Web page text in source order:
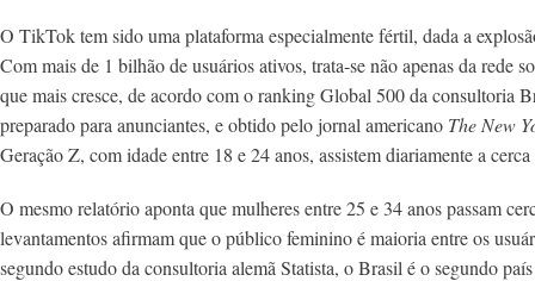
O TikTok tem sido uma plataforma especialmente fértil, dada a
Com mais de 1 bilhão de usuários ativos, trata-se não apenas da rede
que mais cresce, de acordo com o ranking Global 500 da consultoria
preparado para anunciantes, e obtido pelo jornal americano The New
Geração Z, com idade entre 18 e 24 anos, assistem diariamente a
O mesmo relatório aponta que mulheres entre 25 e 34 anos passam
levantamentos afirmam que o público feminino é maioria entre os
segundo estudo da consultoria alemã Statista, o Brasil é o segundo